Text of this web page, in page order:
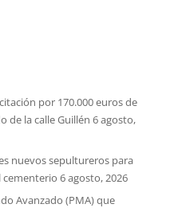
por 170.000 euros de
de la calle Guillén 6 agosto,
nuevos sepultureros para
cementerio 6 agosto, 2026
Avanzado (PMA) que